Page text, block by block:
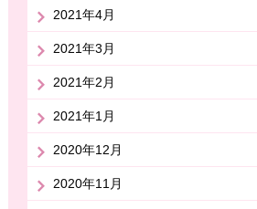
2021年4月
2021年3月
2021年2月
2021年1月
2020年12月
2020年11月